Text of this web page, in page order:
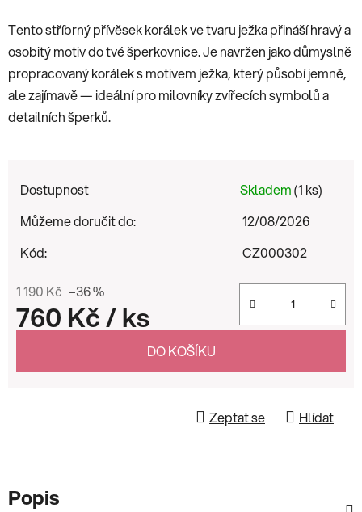
Tento stříbrný přívěsek korálek ve tvaru ježka přináší hravý a
osobitý motiv do tvé šperkovnice. Je navržen jako důmyslně
propracovaný korálek s motivem ježka, který působí jemně,
ale zajímavě — ideální pro milovníky zvířecích symbolů a
detailních šperků.
Dostupnost Skladem(1 ks)
Můžeme doručit do:
12/08/2026
Kód:
CZ000302
1 190 Kč –36 %
760 Kč/ ks
DO KOŠÍKU
Zeptat se Hlídat
Popis